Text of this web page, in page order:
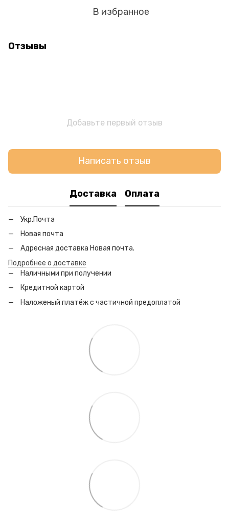
В избранное
Отзывы
Добавьте первый отзыв
Написать отзыв
Доставка Оплата
Укр.Почта
Новая почта
Адресная доставка Новая почта.
Подробнее о доставке
Наличными при получении
Кредитной картой
Наложеный платёж с частичной предоплатой